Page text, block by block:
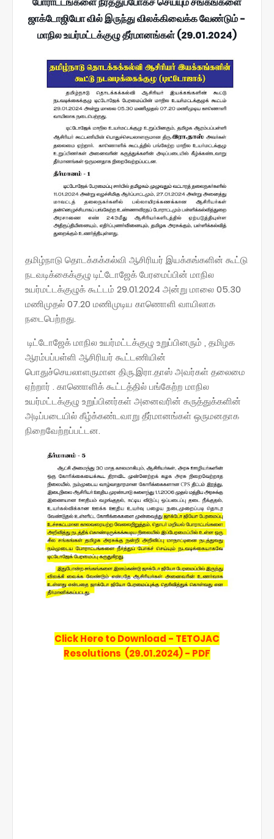
ஜாக்டோஜியோ வில் இருந்து விலக்கிவைக்க வேண்டும் -
மாநில உயர்மட்டக்குழு தீர்மானங்கள் (29.01.2024)
தமிழ்நாடு தொடக்கக்கல்வி ஆசிரியர் இயக்கங்களின் கூட்டு
நடவடிக்கைக்குழு டிட்டோஜேக் பேரமைப்பின் மாநில
உயர்மட்டக்குழுக் கூட்டம் 29.01.2024 அன்று மாலை 05.30
மணிமுதல் 07.20 மணிமுடிய காணொளி வாயிலாக
நடைபெற்றது.
டிட்டோஜேக் மாநில உயர்மட்டக்குழு உறுப்பினரும் , தமிழக
ஆரம்பப்பள்ளி ஆசிரியர் கூட்டணியின்
பொதுச்செயலாளருமான திரு.இரா.தாஸ் அவர்கள் தலைமை
ஏற்றார் . காணொளிக் கூட்டத்தில் பங்கேற்ற மாநில
உயர்மட்டக்குழு உறுப்பினர்கள் அனைவரின் கருத்துக்களின்
அடிப்படையில் கீழ்க்கண்டவாறு தீர்மானங்கள் ஒருமனதாக
நிறைவேற்றப்பட்டன.
Click Here to Download - TETOJAC
Resolutions (29.01.2024) - PDF